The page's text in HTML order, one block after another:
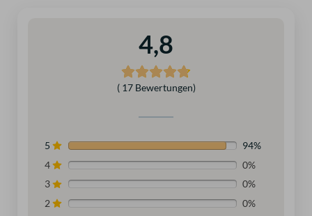
4,8
( 17 Bewertungen)
5
94%
4
0%
3
0%
2
0%